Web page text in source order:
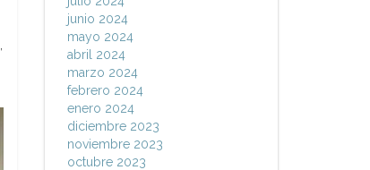
junio 2024
mayo 2024
abril 2024
marzo 2024
febrero 2024
enero 2024
diciembre 2023
noviembre 2023
octubre 2023